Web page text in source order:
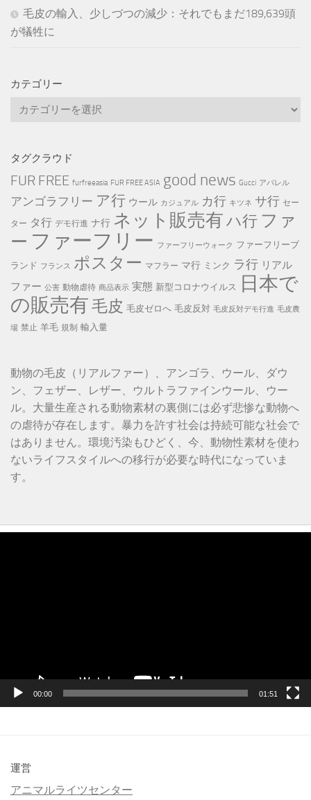
毛皮の輸入、少しづつの減少：それでもまだ189,639頭
が犠牲に
カテゴリー
カ
リ
ー
タグクラウド
FUR FREE furfreeasia FUR FREE ASIA good news Gucci アパレル
アンゴラフリー ア行 ウール カジュアル カ行 キツネ サ行 セー
ター タ行 デモ行進 ナ行 ネット販売有ハ行 ファ
ー ファーフリー ファーフリーウォーク ファーフリーブ
ランド フランス ポスター マフラー マ行 ミンク ラ行 リアル
ファー 公害 動物虐待 商品表示 実態 新型コロナウイルス
日本で
の販売有毛皮 毛皮ゼロへ 毛皮反対 毛皮反対デモ行進 毛皮農
場 禁止 羊毛 規制 輸入量
動物の毛皮（リアルファー）、アンゴラ、ウール、ダウ
ン、フェザー、レザー、ウルトラファインウール、ウー
ル。大量生産される動物素材の裏側には必ず悲惨な動物へ
の虐待が存在します。暴力を許す社会は持続可能な社会で
はありません。環境汚染もひどく、今、動物性素材を使わ
ないライフスタイルへの移行が必要な時代になっていま
す。
00:00 01:51
運営
アニマルライツセンター